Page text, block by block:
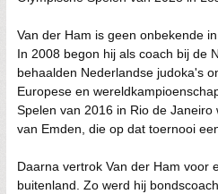
Van der Ham is geen onbekende
In 2008 begon hij als coach bij de
behaalden Nederlandse judoka's
Europese en
Spelen van 2016 in Rio de Janeiro
van Emden, die op dat toernooi
Daarna vertrok Van der Ham voor
buitenland. Zo werd hij